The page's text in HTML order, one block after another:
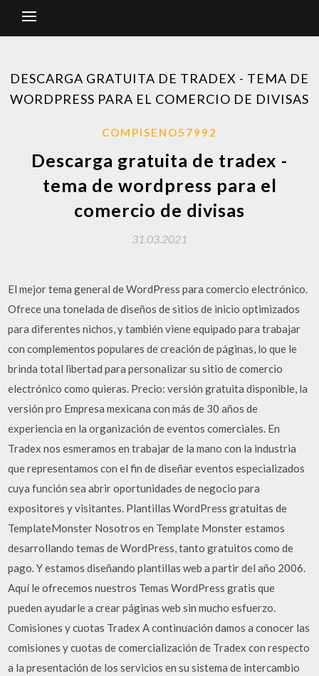
DESCARGA GRATUITA DE TRADEX - TEMA DE
WORDPRESS PARA EL COMERCIO DE DIVISAS
COMPISENO57992
Descarga gratuita de tradex -
tema de wordpress para el
comercio de divisas
31.03.2021
El mejor tema general de WordPress para comercio electrónico.
Ofrece una tonelada de diseños de sitios de inicio optimizados
para diferentes nichos, y también viene equipado para trabajar
con complementos populares de creación de páginas, lo que le
brinda total libertad para personalizar su sitio de comercio
electrónico como quieras. Precio: versión gratuita disponible, la
versión pro Empresa mexicana con más de 30 años de
experiencia en la organización de eventos comerciales. En
Tradex nos esmeramos en trabajar de la mano con la industria
que representamos con el fin de diseñar eventos especializados
cuya función sea abrir oportunidades de negocio para
expositores y visitantes. Plantillas WordPress gratuitas de
TemplateMonster Nosotros en Template Monster estamos
desarrollando temas de WordPress, tanto gratuitos como de
pago. Y estamos diseñando plantillas web a partir del año 2006.
Aquí le ofrecemos nuestros Temas WordPress gratis que
pueden ayudarle a crear páginas web sin mucho esfuerzo.
Comisiones y cuotas Tradex A continuación damos a conocer las
comisiones y cuotas de comercialización de Tradex con respecto
a la presentación de los servicios en su sistema de intercambio